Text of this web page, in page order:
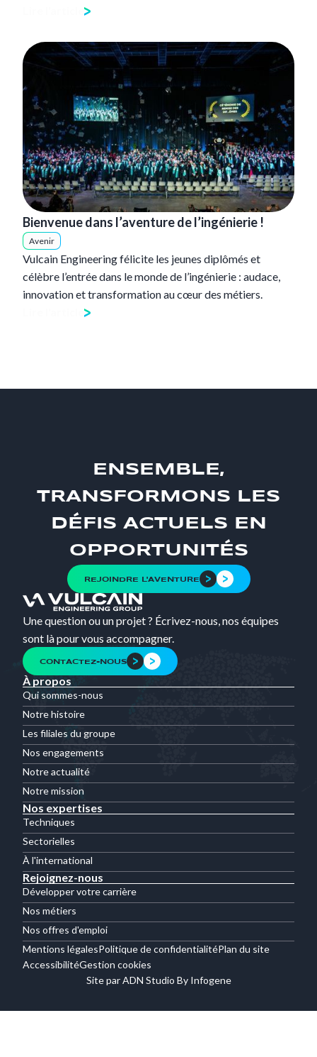
Bienvenue dans l’aventure de l’ingénierie !
Avenir
Vulcain Engineering félicite les jeunes diplômés et
célèbre l’entrée dans le monde de l’ingénierie : audace,
innovation et transformation au cœur des métiers.
ENSEMBLE,
TRANSFORMONS LES
DÉFIS ACTUELS EN
OPPORTUNITÉS
REJOINDRE L'AVENTURE
Une question ou un projet ? Écrivez-nous, nos équipes
sont là pour vous accompagner.
CONTACTEZ-NOUS
À propos
Qui sommes-nous
Notre histoire
Les filiales du groupe
Nos engagements
Notre actualité
Notre mission
Nos expertises
Techniques
Sectorielles
À l'international
Rejoignez-nous
Développer votre carrière
Nos métiers
Nos offres d'emploi
Mentions légalesPolitique de confidentialitéPlan du site
AccessibilitéGestion cookies
Site par ADN Studio By Infogene